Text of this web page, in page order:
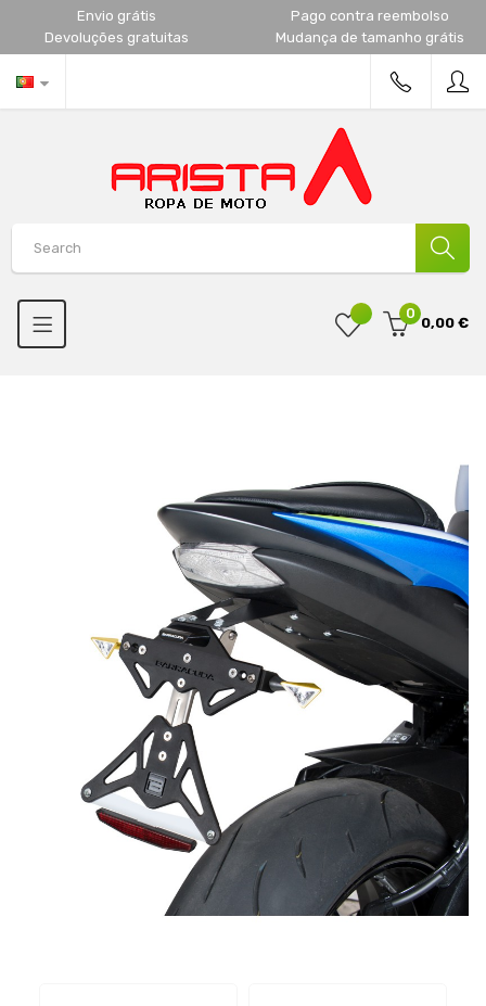
Envio grátis
Pago contra reembolso
Devoluções gratuitas
Mudança de tamanho grátis
0
0,00 €